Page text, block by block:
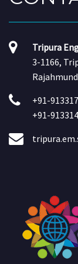
Tripura
3-1166,
+91-
+91-